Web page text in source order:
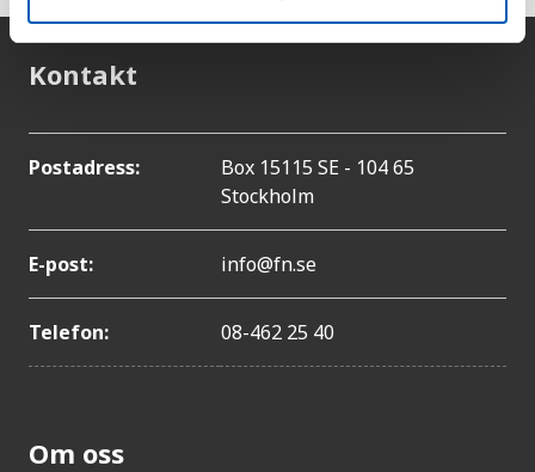
Kontakt
Postadress:
Box 15115 SE - 104 65
Stockholm
E-post: info@fn.se
Telefon: 08-462 25 40
Om oss